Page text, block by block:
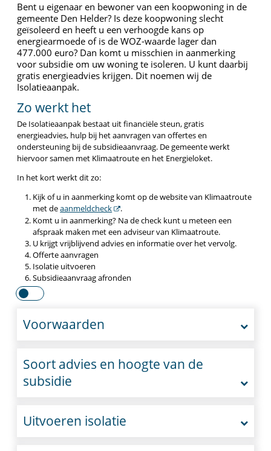
Bent u eigenaar en bewoner van een koopwoning in de
gemeente Den Helder? Is deze koopwoning slecht
geïsoleerd en heeft u een verhoogde kans op
energiearmoede of is de WOZ-waarde lager dan
477.000 euro? Dan komt u misschien in aanmerking
voor subsidie om uw woning te isoleren. U kunt daarbij
gratis energieadvies krijgen. Dit noemen wij de
Isolatieaanpak.
Zo werkt het
De Isolatieaanpak bestaat uit financiële steun, gratis
energieadvies, hulp bij het aanvragen van offertes en
ondersteuning bij de subsidieaanvraag. De gemeente werkt
hiervoor samen met Klimaatroute en het Energieloket.
In het kort werkt dit zo:
Kijk of u in aanmerking komt op de website van Klimaatroute
met deaanmeldcheck
.
Komt u in aanmerking? Na de check kunt u meteen een
afspraak maken met een adviseur van Klimaatroute.
U krijgt vrijblijvend advies en informatie over het vervolg.
Offerte aanvragen
Isolatie uitvoeren
Subsidieaanvraag afronden
Voorwaarden
Soort advies en hoogte van de
subsidie
Uitvoeren isolatie